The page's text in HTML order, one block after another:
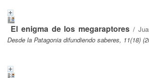
El enigma de los megaraptores /
Desde la Patagonia difundiendo saberes, 11(18)